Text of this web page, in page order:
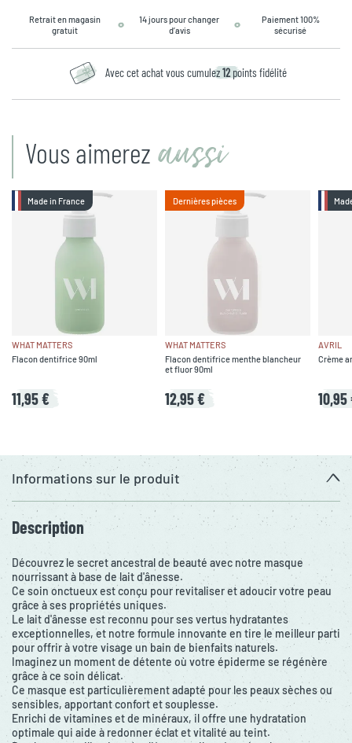
Retrait en magasin
gratuit
14 jours pour changer
d’avis
Paiement 100%
sécurisé
Avec cet achat vous cumulez12 points fidélité
Vous aimerez aussi
Made in France
WHAT MATTERS
Flacon dentifrice 90ml
11,95 €
Dernières pièces
WHAT MATTERS
Flacon dentifrice menthe blancheur
et fluor 90ml
12,95 €
AVRIL
Crème
10,95
Informations sur le produit
Description
Découvrez le secret ancestral de beauté avec notre masque
nourrissant à base de lait d'ânesse.
Ce soin onctueux est conçu pour revitaliser et adoucir votre peau
grâce à ses propriétés uniques.
Le lait d'ânesse est reconnu pour ses vertus hydratantes
exceptionnelles, et notre formule innovante en tire le meilleur parti
pour offrir à votre visage un bain de bienfaits naturels.
Imaginez un moment de détente où votre épiderme se régénère
grâce à ce soin délicat.
Ce masque est particulièrement adapté pour les peaux sèches ou
sensibles, apportant confort et souplesse.
Enrichi de vitamines et de minéraux, il offre une hydratation
optimale qui aide à redonner éclat et vitalité au teint.